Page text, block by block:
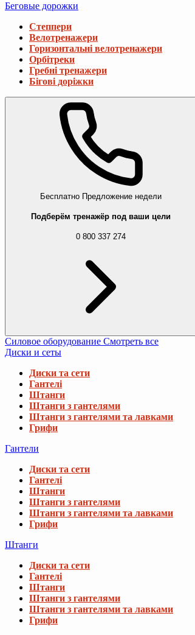
Беговые дорожки
Степпери
Велотренажери
Горизонтальні велотренажери
Орбітреки
Гребні тренажери
Бігові доріжки
Бесплатно Предложение недели
Подберём тренажёр под ваши цели
0 800 337 274
Силовое оборудование Смотреть все
Диски и сеты
Диски та сети
Гантелі
Штанги
Штанги з гантелями
Штанги з гантелями та лавками
Грифи
Гантели
Диски та сети
Гантелі
Штанги
Штанги з гантелями
Штанги з гантелями та лавками
Грифи
Штанги
Диски та сети
Гантелі
Штанги
Штанги з гантелями
Штанги з гантелями та лавками
Грифи